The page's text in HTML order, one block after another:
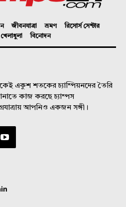
জীবনযাত্রা ভ্রমণ
রিসোর্স সেন্টার
খেলাধুলা বিনোদন
একুশ শতকের চ্যাম্পিয়নদের তৈরি
কাজ করছে চ্যাম্পস
আপনিও একজন সঙ্গী।